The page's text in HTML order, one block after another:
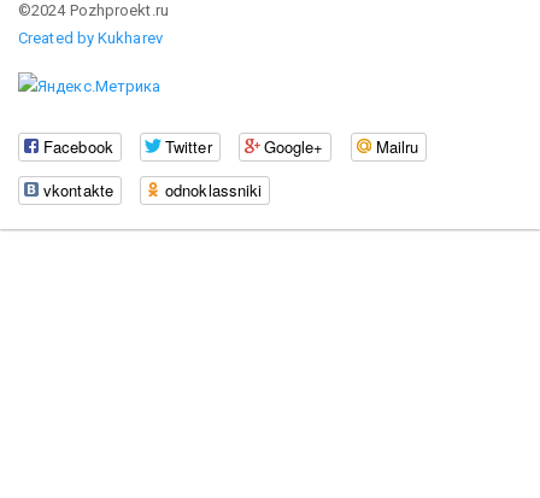
©2024 Pozhproekt.ru
Created by Kukharev
Facebook Twitter Google+
Mailru
vkontakte
odnoklassniki